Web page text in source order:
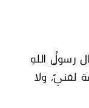
رسولُ اللهِ
لغنيٍّ، ولا